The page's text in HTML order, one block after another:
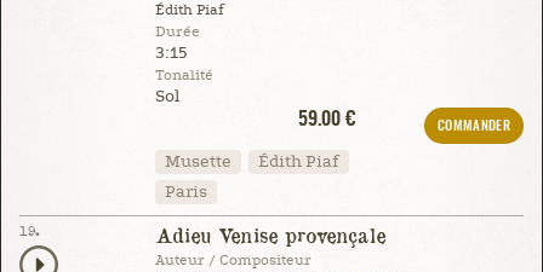
Édith Piaf
Durée
3:15
Tonalité
Sol
59.00 €
COMMANDER
Musette
Édith Piaf
Paris
19. Adieu Venise provençale
Auteur / Compositeur